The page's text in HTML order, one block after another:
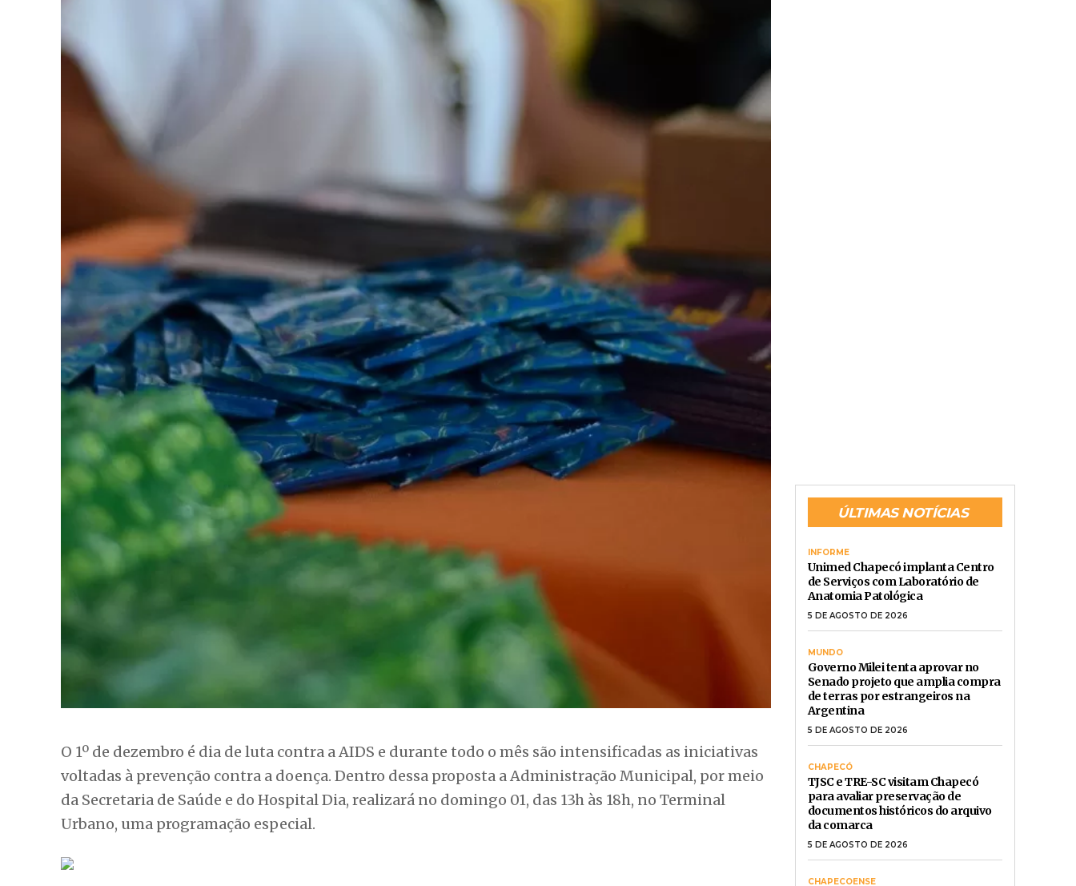
O 1º de dezembro é dia de luta contra a AIDS e durante todo o mês são intensificadas as iniciativas
voltadas à prevenção contra a doença. Dentro dessa proposta a Administração Municipal, por meio
da Secretaria de Saúde e do Hospital Dia, realizará no domingo 01, das 13h às 18h, no Terminal
Urbano, uma programação especial.
Transmissíveis HIV/AIDS proporcionando diagnóstico e tratamento precoce. Neste dia, serão
oferecidos testes rápidos para HIV, Sífilis e hepatites, além de orientações sobre o uso do
preservativo feminino, masculino e gel lubrificante em uma abordagem da prevenção combinada.
A ação é organizada pelo Serviço de Atendimento Especializado (SAE). O serviço atende a
população do município e de outros 36 municípios vizinhos pactuados. Sua principal atuação é
Governo Milei tenta aprovar no
Senado projeto que amplia compra
de terras por estrangeiros na
5 DE AGOSTO DE 2026
CHAPECÓ
TJSC e TRE-SC visitam Chapecó
para avaliar preservação de
documentos históricos do arquivo
da comarca
5 DE AGOSTO DE 2026
CHAPECOENSE
Chapecoense enfrenta Cruzeiro no
Mineirão por vaga nas quartas da
Copa do Brasil
5 DE AGOSTO DE 2026